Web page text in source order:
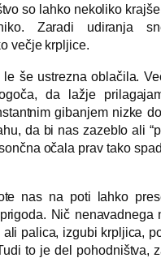
so lahko nekoliko
Zaradi udiranja
večje krpljice.
le še ustrezna oblačila.
da lažje
gibanjem nizke
da bi nas zazeblo ali
očala prav tako
nas na poti lahko
Nič nenavadnega
ali palica, izgubi krpljica,
to je del pohodništva,